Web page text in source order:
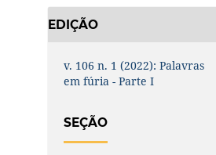
EDIÇÃO
v. 106 n. 1 (2022): Palavras
em fúria - Parte I
SEÇÃO